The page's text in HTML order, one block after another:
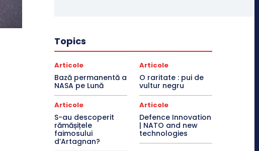
Topics
Articole
Bază permanentă a
NASA pe Lună
Articole
O raritate : pui de
vultur negru
Articole
S-au descoperit
rămășițele
faimosului
d’Artagnan?
Articole
Defence Innovation
| NATO and new
technologies